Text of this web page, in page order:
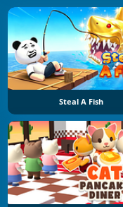
Steal A Fish